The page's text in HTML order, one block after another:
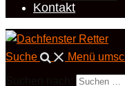
Kontakt
Suche Menü